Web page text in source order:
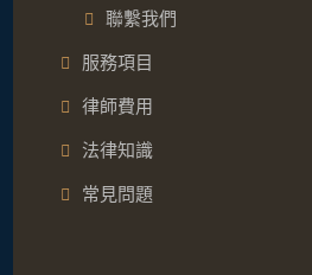
聯繫我們
服務項目
律師費用
法律知識
常見問題